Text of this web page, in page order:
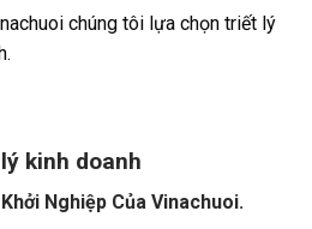
chúng tôi lựa chọn triết lý
kinh doanh
Nghiệp Của Vinachuoi.